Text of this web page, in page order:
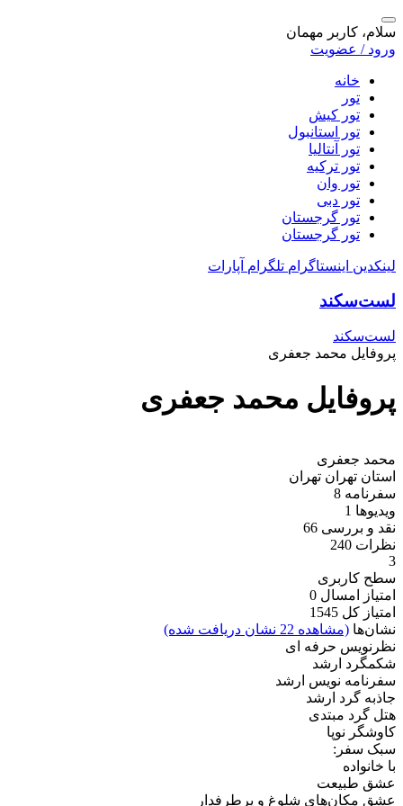
سلام، کاربر مهمان
ورود / عضویت
خانه
تور
تور کیش
تور استانبول
تور آنتالیا
تور ترکیه
تور وان
تور دبی
تور گرجستان
تور گرجستان
لینکدین اینستاگرام تلگرام آپارات
لست‌سکند
لست‌سکند
پروفایل محمد جعفری
پروفایل محمد جعفری
محمد جعفری
استان تهران تهران
سفرنامه 8
ویدیو‌ها 1
نقد و بررسی 66
نظرات 240
3
سطح کاربری
امتیاز امسال 0
امتیاز کل 1545
نشان‌ها (مشاهده 22 نشان دریافت شده)
نظرنویس حرفه ای
شکمگرد ارشد
سفرنامه نویس ارشد
جاذبه گرد ارشد
هتل گرد مبتدی
کاوشگر نوپا
سبک سفر:
با خانواده
عشق طبیعت
عشق مکان‌های شلوغ و پرطرفدار